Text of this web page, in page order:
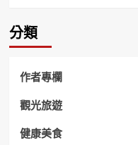
分類
作者專欄
觀光旅遊
健康美食